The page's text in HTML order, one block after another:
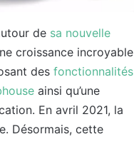
de sa nouvelle
croissance incroyable
des fonctionnalités
ainsi qu’une
En avril 2021, la
Désormais, cette